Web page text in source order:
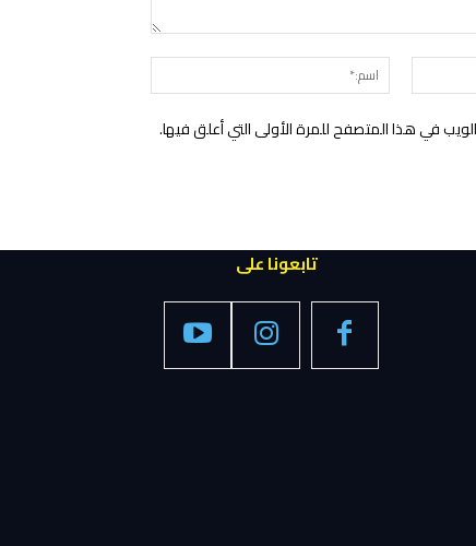
التعليق:
اسم:*
البريد
الإلكتروني:*
في هذا المتصفح للمرة الأولى التي أعلق فيها.
تابعونا على